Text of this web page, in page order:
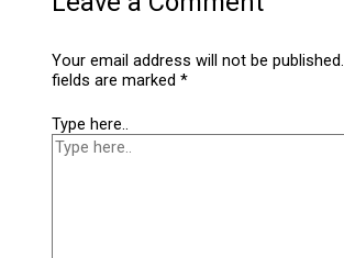
Your email address will not be published.
fields are marked*
Type here..